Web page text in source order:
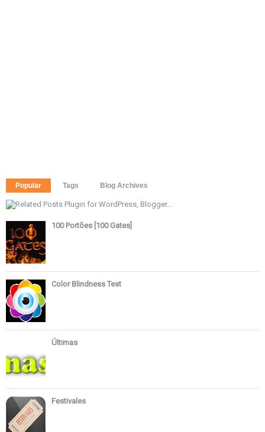
Popular Tags Blog Archives
100 Portões [100 Gates]
Color Blindness Test
Últimas
Festivales